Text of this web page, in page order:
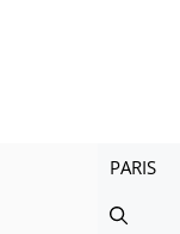
PARIS